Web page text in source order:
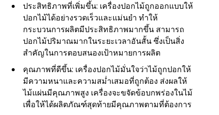
ประสิทธิภาพที่เพิ่มขึ้น: เครื่องปอกไม้ถูกออกแบบให้
ปอกไม้ได้อย่างรวดเร็วและแม่นยำ ทำให้
กระบวนการผลิตมีประสิทธิภาพมากขึ้น สามารถ
ปอกไม้ปริมาณมากในระยะเวลาอันสั้น ซึ่งเป็นสิ่ง
สำคัญในการตอบสนองเป้าหมายการผลิต
คุณภาพที่ดีขึ้น: เครื่องปอกไม้มั่นใจว่าไม้ถูกปอกให้
มีความหนาและความสม่ำเสมอที่ถูกต้อง ส่งผลให้
ไม้แผ่นมีคุณภาพสูง เครื่องจะขจัดข้อบกพร่องในไม้
เพื่อให้ได้ผลิตภัณฑ์สุดท้ายมีคุณภาพตามที่ต้องการ